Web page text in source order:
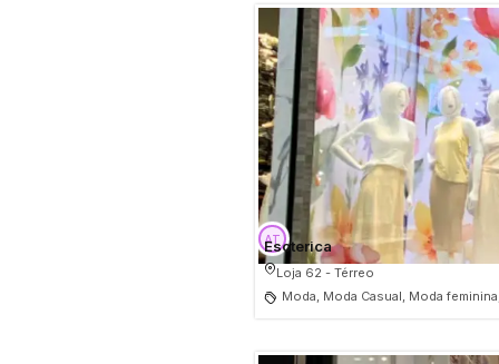
Esoterica
Loja 62 - Térreo
Moda, Moda Casual, Moda